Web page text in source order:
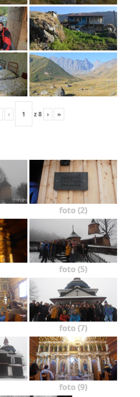
‹ z8 › »
foto (2)
foto (5)
foto (7)
foto (9)